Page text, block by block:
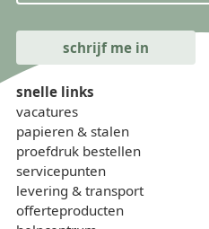
snelle links
vacatures
papieren & stalen
proefdruk bestellen
servicepunten
levering & transport
offerteproducten